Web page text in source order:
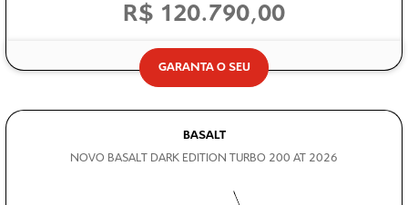
R$ 120.790,00
GARANTA O SEU
BASALT
NOVO BASALT DARK EDITION TURBO 200 AT 2026